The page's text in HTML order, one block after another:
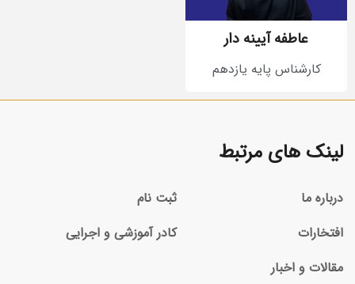
عاطفه آیینه دار
کارشناس پایه یازدهم
لینک های مرتبط
درباره ما
ثبت نام
افتخارات
کادر آموزشی و اجرایی
مقالات و اخبار